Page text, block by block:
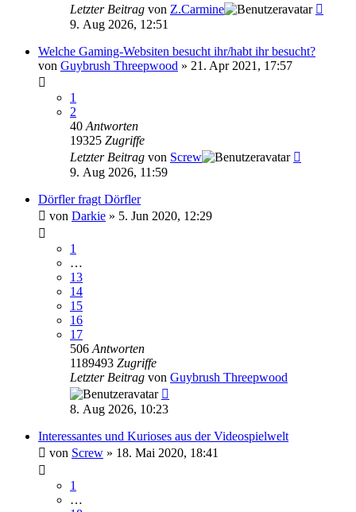
Letzter Beitrag von Z.Carmine
9. Aug 2026, 12:51
Welche Gaming-Websiten besucht ihr/habt ihr besucht?
von Guybrush Threepwood » 21. Apr 2021, 17:57
1
2
40 Antworten
19325 Zugriffe
Letzter Beitrag von Screw
9. Aug 2026, 11:59
Dörfler fragt Dörfler
von Darkie » 5. Jun 2020, 12:29
1
…
13
14
15
16
17
506 Antworten
1189493 Zugriffe
Letzter Beitrag von Guybrush Threepwood
8. Aug 2026, 10:23
Interessantes und Kurioses aus der Videospielwelt
von Screw » 18. Mai 2020, 18:41
1
…